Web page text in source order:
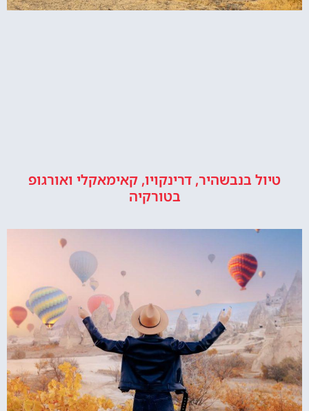
טיול בנבשהיר, דרינקויו, קאימאקלי ואורגופ
בטורקיה